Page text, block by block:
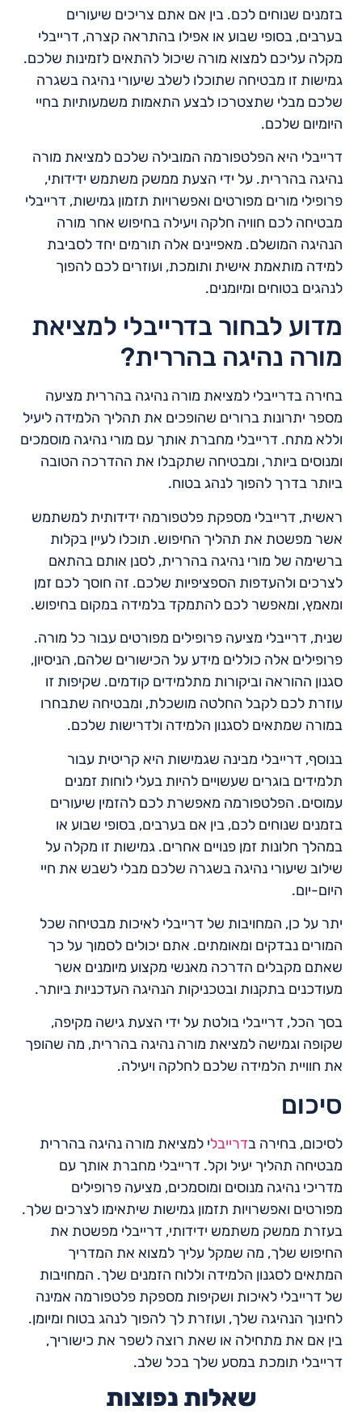
בזמנים שנוחים לכם. בין אם אתם צריכים שיעורים
בערבים, בסופי שבוע או אפילו בהתראה קצרה, דרייבלי
מקלה עליכם למצוא מורה שיכול להתאים לזמינות שלכם.
גמישות זו מבטיחה שתוכלו לשלב שיעורי נהיגה בשגרה
שלכם מבלי שתצטרכו לבצע התאמות משמעותיות בחיי
היומיום שלכם.
דרייבלי היא הפלטפורמה המובילה שלכם למציאת מורה
נהיגה בהררית. על ידי הצעת ממשק משתמש ידידותי,
פרופילי מורים מפורטים ואפשרויות תזמון גמישות, דרייבלי
מבטיחה לכם חוויה חלקה ויעילה בחיפוש אחר מורה
הנהיגה המושלם. מאפיינים אלה תורמים יחד לסביבת
למידה מותאמת אישית ותומכת, ועוזרים לכם להפוך
לנהגים בטוחים ומיומנים.
מדוע לבחור בדרייבלי למציאת
מורה נהיגה בהררית?
בחירה בדרייבלי למציאת מורה נהיגה בהררית מציעה
מספר יתרונות ברורים שהופכים את תהליך הלמידה ליעיל
וללא מתח. דרייבלי מחברת אותך עם מורי נהיגה מוסמכים
ומנוסים ביותר, ומבטיחה שתקבלו את ההדרכה הטובה
ביותר בדרך להפוך לנהג בטוח.
ראשית, דרייבלי מספקת פלטפורמה ידידותית למשתמש
אשר מפשטת את תהליך החיפוש. תוכלו לעיין בקלות
ברשימה של מורי נהיגה בהררית, לסנן אותם בהתאם
לצרכים ולהעדפות הספציפיות שלכם. זה חוסך לכם זמן
ומאמץ, ומאפשר לכם להתמקד בלמידה במקום בחיפוש.
שנית, דרייבלי מציעה פרופילים מפורטים עבור כל מורה.
פרופילים אלה כוללים מידע על הכישורים שלהם, הניסיון,
סגנון ההוראה וביקורות מתלמידים קודמים. שקיפות זו
עוזרת לכם לקבל החלטה מושכלת, ומבטיחה שתבחרו
במורה שמתאים לסגנון הלמידה ולדרישות שלכם.
בנוסף, דרייבלי מבינה שגמישות היא קריטית עבור
תלמידים בוגרים שעשויים להיות בעלי לוחות זמנים
עמוסים. הפלטפורמה מאפשרת לכם להזמין שיעורים
בזמנים שנוחים לכם, בין אם בערבים, בסופי שבוע או
במהלך חלונות זמן פנויים אחרים. גמישות זו מקלה על
שילוב שיעורי נהיגה בשגרה שלכם מבלי לשבש את חיי
היום-יום.
יתר על כן, המחויבות של דרייבלי לאיכות מבטיחה שכל
המורים נבדקים ומאומתים. אתם יכולים לסמוך על כך
שאתם מקבלים הדרכה מאנשי מקצוע מיומנים אשר
מעודכנים בתקנות ובטכניקות הנהיגה העדכניות ביותר.
בסך הכל, דרייבלי בולטת על ידי הצעת גישה מקיפה,
שקופה וגמישה למציאת מורה נהיגה בהררית, מה שהופך
את חוויית הלמידה שלכם לחלקה ויעילה.
סיכום
לסיכום, בחירה בדרייבלי למציאת מורה נהיגה בהררית
מבטיחה תהליך יעיל וקל. דרייבלי מחברת אותך עם
מדריכי נהיגה מנוסים ומוסמכים, מציעה פרופילים
מפורטים ואפשרויות תזמון גמישות שיתאימו לצרכים שלך.
בעזרת ממשק משתמש ידידותי, דרייבלי מפשטת את
החיפוש שלך, מה שמקל עליך למצוא את המדריך
המתאים לסגנון הלמידה וללוח הזמנים שלך. המחויבות
של דרייבלי לאיכות ושקיפות מספקת פלטפורמה אמינה
לחינוך הנהיגה שלך, ועוזרת לך להפוך לנהג בטוח ומיומן.
בין אם את מתחילה או שאת רוצה לשפר את כישוריך,
דרייבלי תומכת במסע שלך בכל שלב.
שאלות נפוצות